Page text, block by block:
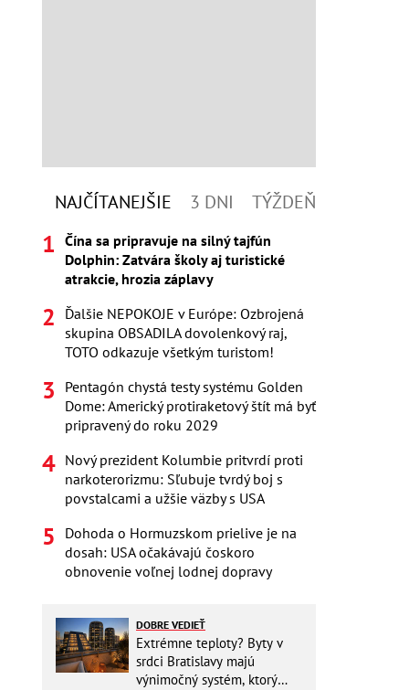
NAJČÍTANEJŠIE 3 DNI TÝŽDEŇ
Čína sa pripravuje na silný tajfún
Dolphin: Zatvára školy aj turistické
atrakcie, hrozia záplavy
Ďalšie NEPOKOJE v Európe: Ozbrojená
skupina OBSADILA dovolenkový raj,
TOTO odkazuje všetkým turistom!
Pentagón chystá testy systému Golden
Dome: Americký protiraketový štít má byť
pripravený do roku 2029
Nový prezident Kolumbie pritvrdí proti
narkoterorizmu: Sľubuje tvrdý boj s
povstalcami a užšie väzby s USA
Dohoda o Hormuzskom prielive je na
dosah: USA očakávajú čoskoro
obnovenie voľnej lodnej dopravy
DOBRE VEDIEŤ
Extrémne teploty? Byty v
srdci Bratislavy majú
výnimočný systém, ktorý